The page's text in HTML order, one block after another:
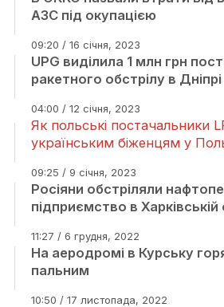
АЗС під окупацією
09:20 / 16 січня, 2023
UPG виділила 1 млн грн
ракетного обстрілу в Дніпрі
04:00 / 12 січня, 2023
Як польські постачальники
українським біженцям у
09:25 / 9 січня, 2023
Росіяни обстріляли
підприємство в Харківській
11:27 / 6 грудня, 2022
На аеродромі в Курську
пальним
10:50 / 17 листопада, 2022